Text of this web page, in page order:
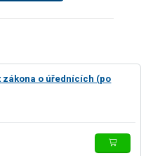
zákona o úřednících (po